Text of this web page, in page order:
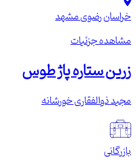
خراسان رضویمشهد
مشاهده جزئیات
زرین ستاره پاژ طوس
مجید ذوالفقاری خورشانه
بازرگانی